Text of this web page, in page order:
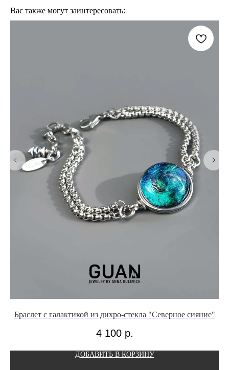
Вас также могут заинтересовать:
Браслет с галактикой из дихро-стекла "Северное сияние"
4 100 р.
ДОБАВИТЬ В КОРЗИНУ